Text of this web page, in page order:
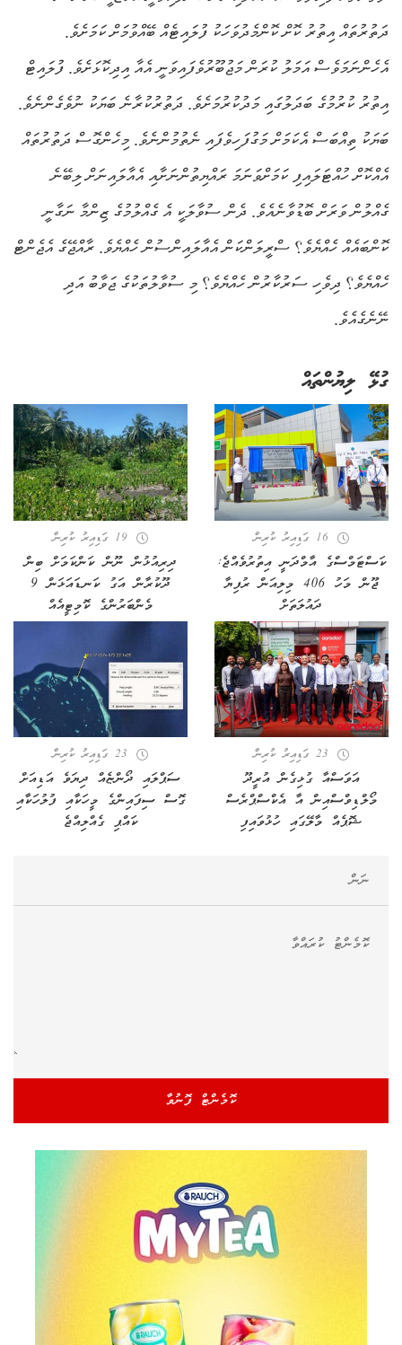
ދަތުރުތައް އިތުރު ކޮށް ކޮންމެދުވަހަކު ފުލައިޓެއް ބޭއްވުމަށް ކަމަށެވެ.
އެހެންނަމަވެސް އަމަލު ކުރަން މަޖުބޫރުވެފައިވަނީ އެއާ އިދިކޮޅަށެވެ. ފުލައިޓް
އިތުރު ކުރުމުގެ ބަދަލުގައި މަދުކުރުމަށެވެ. ދަތުރުކުރާނެ ބަޔަކު ނުވެގެންނެވެ.
ބަޔަކު ތިއްބަސް އެކަމަށް މަގުފަހިވެފައި ނެތުމުންނެވެ. މިހެންގޮސް ދަތުރުތައް
އެއްކޮށް ހުއްޓަލައިފި ކަމަށްވަނަމަ ރައްޔިތުންނަށާއި އެއާލައިނަށް ލިބޭނެ
ގެއްލުން ވަރަށް ބޮޑުވާނެއެވެ. ދެން ސުވާލަކީ އެ ގެއްލުމުގެ ޒިންމާ ނަގާނީ
ކޮންބައެއް ހެއްޔެވެ؟ ސްރީލަންކަން އެއާލައިންސުން ހެއްޔެވެ. ރާއްޖޭގެ އެޖެންޓް
ހެއްޔެވެ؟ ދިވެހި ސަރުކާރުން ހެއްޔެވެ؟ މި ސުވާލުތަކުގެ ޖަވާބު އަދި
ނޭނެގެއެވެ.
ގުޅޭ ލިޔުންތައް
16 ގަޑިއިރު ކުރިން
ކަސްޓަމްސްގެ އާމްދަނީ އިތުރުވެއްޖެ:
ޖޫން މަހު 406 މިލިއަން ރުފިޔާ
ދައުލަތަށް
19 ގަޑިއިރު ކުރިން
ދިރިއުޅުން ނޫން ކަންކަމަށް ބިން
ދޫކުރާން އަގު ކަނޑައަޅަން 9
މެންބަރުންގެ ކޮމިޓީއެއް
23 ގަޑިއިރު ކުރިން
އަވަސްއާ ގުޅިގެން އުރީދޫ
މޯލްޑިވްސްއިން އާ އެކްސްޕްރެސް
ޝޮޕެއް މާލޭގައި ހުޅުވައިފި
23 ގަޑިއިރު ކުރިން
ސަޕްލައި ދޯންޏެއް ދިޔަވެ އަޑިއަށް
ގޮސް ސިފައިންގެ މީހަކާއި ފުލުހަކާއި
ކައްޕި ގެއްލިއްޖެ